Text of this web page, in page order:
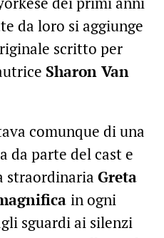
da loro si aggiunge
scritto per
Sharon Van
comunque di una
da parte del cast e
straordinaria Greta
in ogni
sguardi ai silenzi